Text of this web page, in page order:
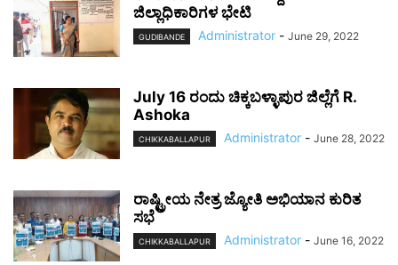
ಜಿಲ್ಲಾಧಿಕಾರಿಗಳ ಭೇಟಿ
GUDIBANDE Administrator - June 29, 2022
July 16 ರಂದು ಚಿಕ್ಕಬಳ್ಳಾಪುರ ಜಿಲ್ಲೆಗೆ R.
Ashoka
CHIKKABALLAPUR Administrator - June 28, 2022
ರಾಷ್ಟ್ರೀಯ ನೇತ್ರ ಜ್ಯೋತಿ ಅಭಿಯಾನ ಕುರಿತ
ಸಭೆ
CHIKKABALLAPUR Administrator - June 16, 2022